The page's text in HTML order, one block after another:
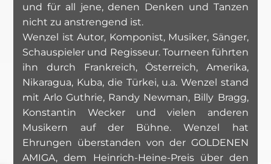
und für all jene, denen Denken und Tanzen
nicht zu anstrengend ist.
Wenzel ist Autor, Komponist, Musiker, Sänger,
Schauspieler und Regisseur. Tourneen führten
ihn durch Frankreich, Österreich, Amerika,
Nikaragua, Kuba, die Türkei, u.a. Wenzel stand
mit Arlo Guthrie, Randy Newman, Billy Bragg,
Konstantin Wecker und vielen anderen
Musikern auf der Bühne. Wenzel hat
Ehrungen überstanden von der GOLDENEN
AMIGA, dem Heinrich-Heine-Preis über den